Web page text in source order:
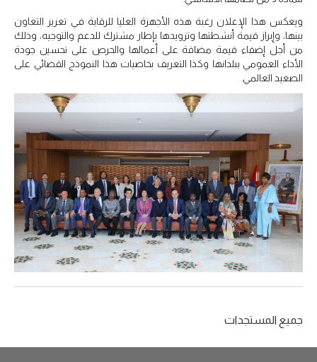
ويعكس هذا الإعلان رغبة هذه الأجهزة العليا للرقابة في تعزيز التعاون
بينها، وإبراز قيمة أنشطتها وتزويدها بإطار مشترك للدعم والتوجيه، وذلك
من أجل إضفاء قيمة مضافة على أعمالها والحرص على تحسين جودة
الأداء العمومي ببلدانها وكذا التعريف بخاصيات هذا النموذج القضائي على
الصعيد العالمي.
جميع المستجدات